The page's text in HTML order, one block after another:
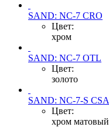
SAND: NC-7 CRO
Цвет:
хром
SAND: NC-7 OTL
Цвет:
золото
SAND: NC-7-S CSA
Цвет:
хром матовый